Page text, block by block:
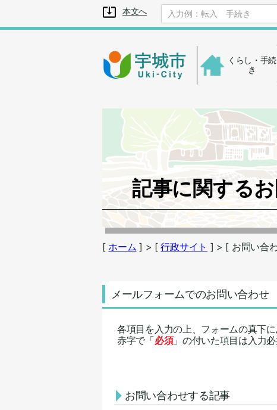
メニューを飛ばして本文へ
本文へ
くらし・手続
き
記事に関する
[ ホーム ] > [行政サイト ] > [ お問い合
メールフォームでのお問い合わせ
各項目を入力の上、フォームの真下
赤字で「必須」の付いた項目は入力必
お問い合わせする記事